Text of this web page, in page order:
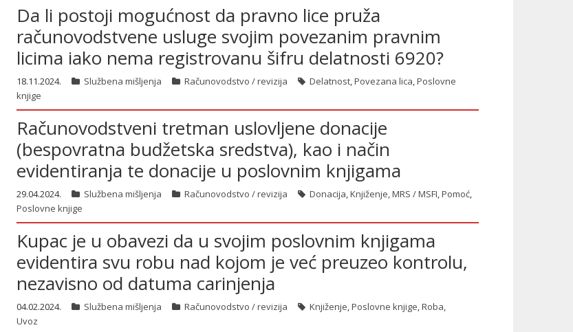
Da li postoji mogućnost da pravno lice pruža
računovodstvene usluge svojim povezanim pravnim
licima iako nema registrovanu šifru delatnosti 6920?
18.11.2024. Službena mišljenja Računovodstvo / revizija Delatnost,Povezana lica,Poslovne
knjige
Računovodstveni tretman uslovljene donacije
(bespovratna budžetska sredstva), kao i način
evidentiranja te donacije u poslovnim knjigama
29.04.2024. Službena mišljenja Računovodstvo / revizija Donacija,Knjiženje,MRS / MSFI,Pomoć,
Poslovne knjige
Kupac je u obavezi da u svojim poslovnim knjigama
evidentira svu robu nad kojom je već preuzeo kontrolu,
nezavisno od datuma carinjenja
04.02.2024. Službena mišljenja Računovodstvo / revizija Knjiženje,Poslovne knjige,Roba,
Uvoz